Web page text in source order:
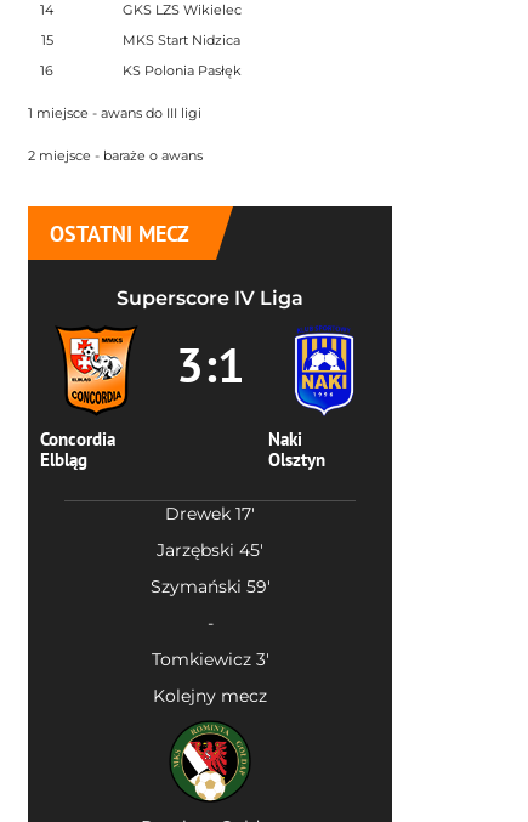
14
GKS LZS Wikielec
15
MKS Start Nidzica
16
KS Polonia Pasłęk
1 miejsce - awans do III ligi
2 miejsce - baraże o awans
OSTATNI MECZ
Superscore IV Liga
Concordia
Elbląg
3:1
Naki
Olsztyn
Drewek 17'
Jarzębski 45'
Szymański 59'
-
Tomkiewicz 3'
Kolejny mecz